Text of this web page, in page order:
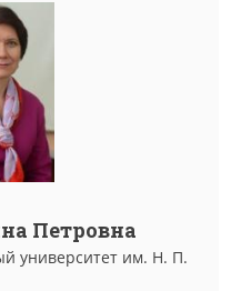
Петровна
университет им. Н. П.